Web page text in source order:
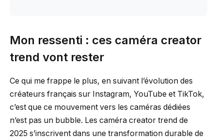
Mon ressenti : ces caméra creator
trend vont rester
Ce qui me frappe le plus, en suivant l’évolution des
créateurs français sur Instagram, YouTube et TikTok,
c’est que ce mouvement vers les caméras dédiées
n’est pas un bubble. Les caméra creator trend de
2025 s’inscrivent dans une transformation durable de